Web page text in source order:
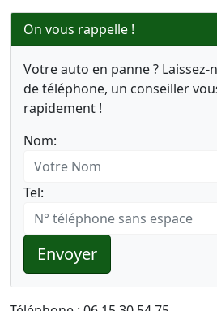
On vous rappelle !
Votre auto en panne ?
de téléphone, un conseiller
rapidement !
Nom:
Tel:
Envoyer